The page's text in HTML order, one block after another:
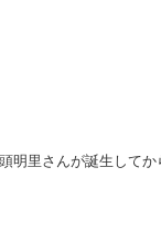
明里さんが誕生して